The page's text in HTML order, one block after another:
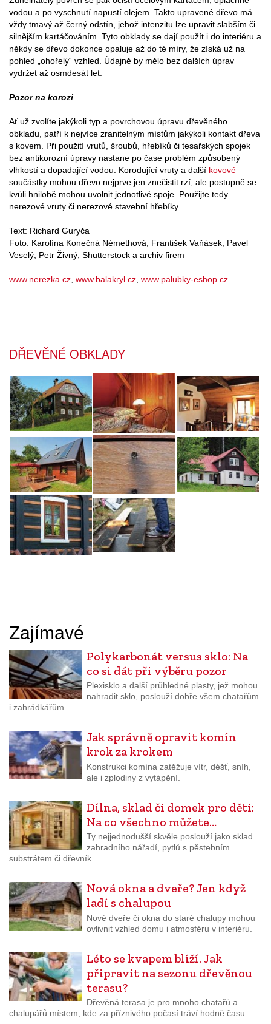
vodou a po vyschnutí napustí olejem. Takto upravené dřevo má
vždy tmavý až černý odstín, jehož intenzitu lze upravit slabším či
silnějším kartáčováním. Tyto obklady se dají použít i do interiéru a
někdy se dřevo dokonce opaluje až do té míry, že získá už na
pohled „ohořelý“ vzhled. Údajně by mělo bez dalších úprav
vydržet až osmdesát let.
Pozor na korozi
Ať už zvolíte jakýkoli typ a povrchovou úpravu dřevěného
obkladu, patří k nejvíce zranitelným místům jakýkoli kontakt dřeva
s kovem. Při použití vrutů, šroubů, hřebíků či tesařských spojek
bez antikorozní úpravy nastane po čase problém způsobený
vlhkostí a dopadající vodou. Korodující vruty a další kovové
součástky mohou dřevo nejprve jen znečistit rzí, ale postupně se
kvůli hnilobě mohou uvolnit jednotlivé spoje. Použijte tedy
nerezové vruty či nerezové stavební hřebíky.
Text: Richard Guryča
Foto: Karolína Konečná Némethová, František Vaňásek, Pavel
Veselý, Petr Živný, Shutterstock a archiv firem
www.nerezka.cz www.balakryl.cz www.palubky-eshop.cz
DŘEVĚNÉ OBKLADY
Zajímavé
Polykarbonát versus sklo: Na
co si dát při výběru pozor
Plexisklo a další průhledné plasty, jež mohou
nahradit sklo, poslouží dobře všem chatařům
i zahrádkářům.
Jak správně opravit komín
krok za krokem
Konstrukci komína zatěžuje vítr, déšť, sníh,
ale i zplodiny z vytápění.
Dílna, sklad či domek pro děti:
Na co všechno můžete…
Ty nejjednodušší skvěle poslouží jako sklad
zahradního nářadí, pytlů s pěstebním
substrátem či dřevník.
Nová okna a dveře? Jen když
ladí s chalupou
Nové dveře či okna do staré chalupy mohou
ovlivnit vzhled domu i atmosféru v interiéru.
Léto se kvapem blíží. Jak
připravit na sezonu dřevěnou
terasu?
Dřevěná terasa je pro mnoho chatařů a
chalupářů místem, kde za příznivého počasí tráví hodně času.